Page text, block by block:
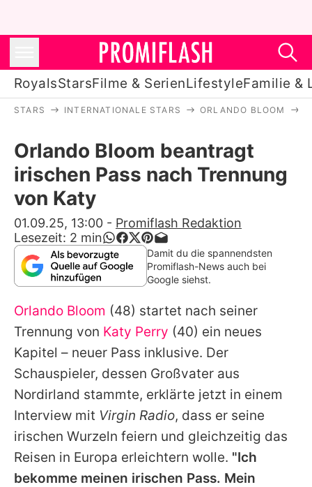
RoyalsStarsFilme & SerienLifestyleFamilie &
Stars
Filme & Serien
Lifestyle
Familie & Liebe
Promiflash Exklusiv
Alle Themen auf Promiflash
Jobs
App runterladen
Team
Redaktionelle Richtlinien
Impressum
STARS INTERNATIONALE STARS ORLANDO BLOOM
Orlando Bloom beantragt
irischen Pass nach Trennung
von Katy
01.09.25, 13:00 - Promiflash Redaktion
Lesezeit: 2 min
Damit du die spannendsten
Promiflash-News auch bei
Google siehst.
Orlando Bloom (48) startet nach seiner
Trennung von Katy Perry (40) ein neues
Kapitel – neuer Pass inklusive. Der
Schauspieler, dessen Großvater aus
Nordirland stammte, erklärte jetzt in einem
Interview mit Virgin Radio, dass er seine
irischen Wurzeln feiern und gleichzeitig das
Reisen in Europa erleichtern wolle. "Ich
bekomme meinen irischen Pass. Mein